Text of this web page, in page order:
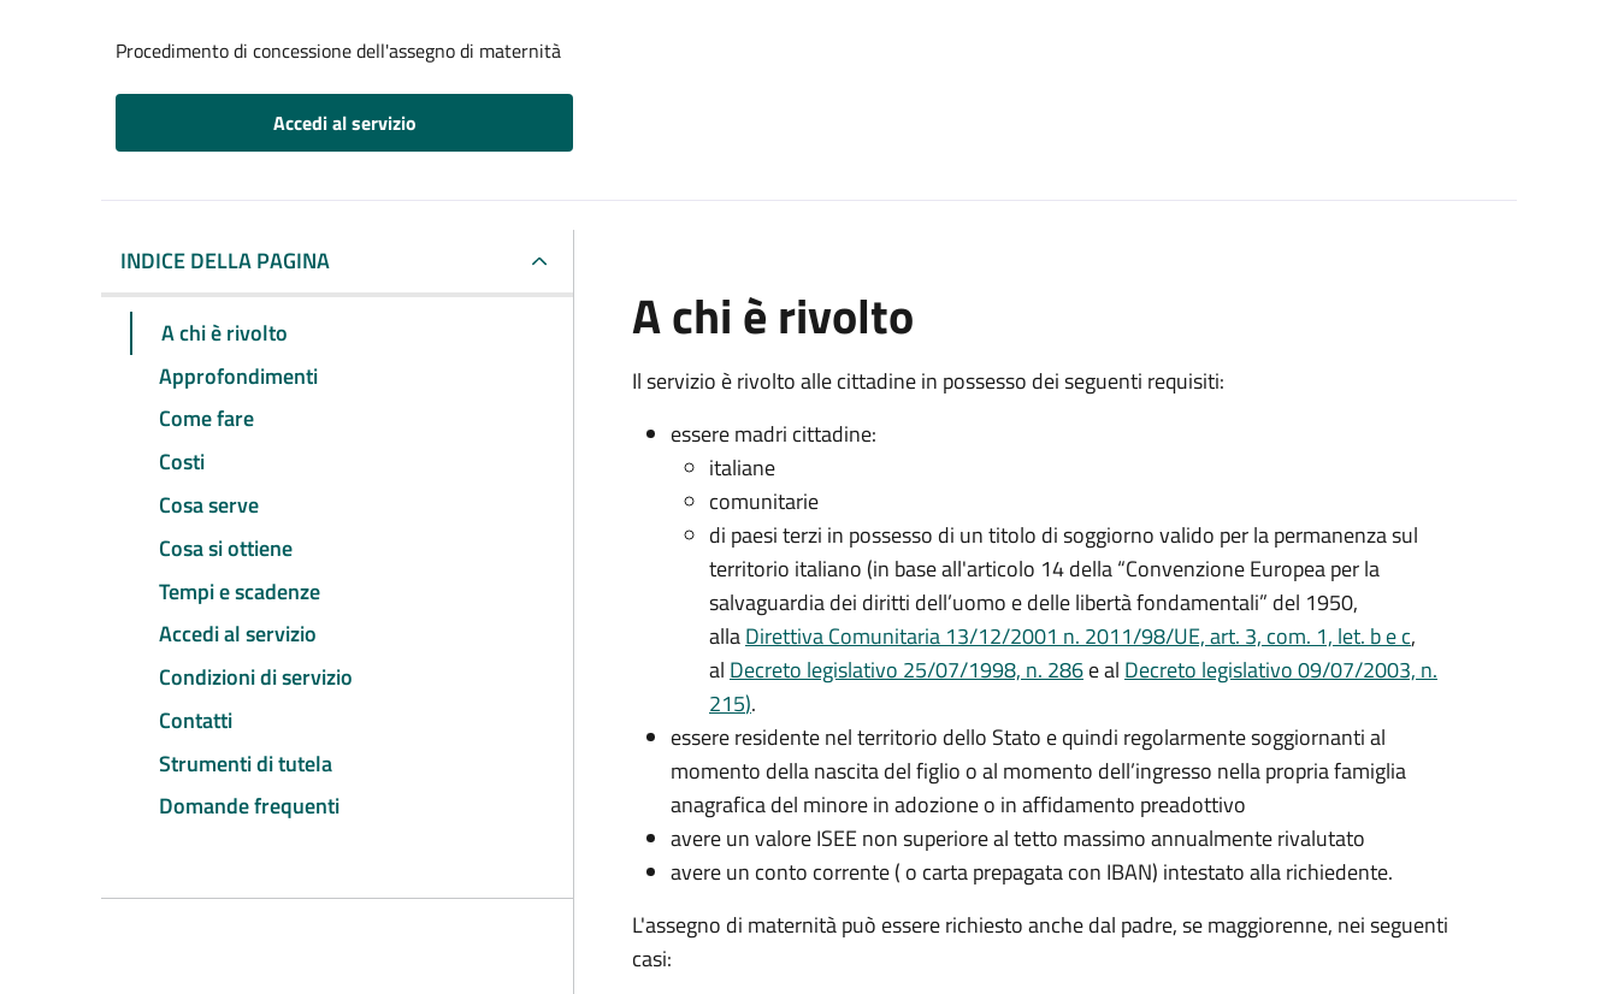
Procedimento di concessione dell'assegno di maternità
Accedi al servizio
INDICE DELLA PAGINA
A chi è rivolto
Approfondimenti
Come fare
Costi
Cosa serve
Cosa si ottiene
Tempi e scadenze
Accedi al servizio
Condizioni di servizio
Contatti
Strumenti di tutela
Domande frequenti
A chi è rivolto
Il servizio è rivolto alle cittadine in possesso dei seguenti requisiti:
essere madri cittadine:
italiane
comunitarie
di paesi terzi in possesso di un titolo di soggiorno valido per la permanenza sul
territorio italiano (in base all'articolo 14 della “Convenzione Europea per la
salvaguardia dei diritti dell’uomo e delle libertà fondamentali” del 1950,
allaDirettiva Comunitaria 13/12/2001 n. 2011/98/UE, art. 3, com. 1, let. b e c,
al Decreto legislativo 25/07/1998, n. 286e al Decreto legislativo 09/07/2003, n.
215).
essere residente nel territorio dello Stato e quindi regolarmente soggiornanti al
momento della nascita del figlio o al momento dell’ingresso nella propria famiglia
anagrafica del minore in adozione o in affidamento preadottivo
avere un valore ISEE non superiore al tetto massimo annualmente rivalutato
avere un conto corrente ( o carta prepagata con IBAN) intestato alla richiedente.
L'assegno di maternità può essere richiesto anche dal padre, se maggiorenne, nei seguenti
casi: